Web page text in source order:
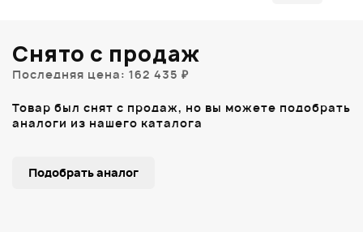
Снято с продаж
Последняя цена: 162 435 ₽
Товар был снят с продаж, но вы можете подобрать
аналоги из нашего каталога
Подобрать аналог